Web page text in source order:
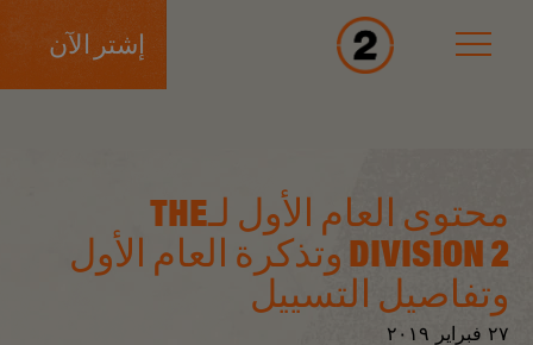
إشتر الآن
٢٧ فبراير ٢٠١٩
محتوى العام الأول لـTHE
DIVISION 2 وتذكرة العام الأول
وتفاصيل التسييل